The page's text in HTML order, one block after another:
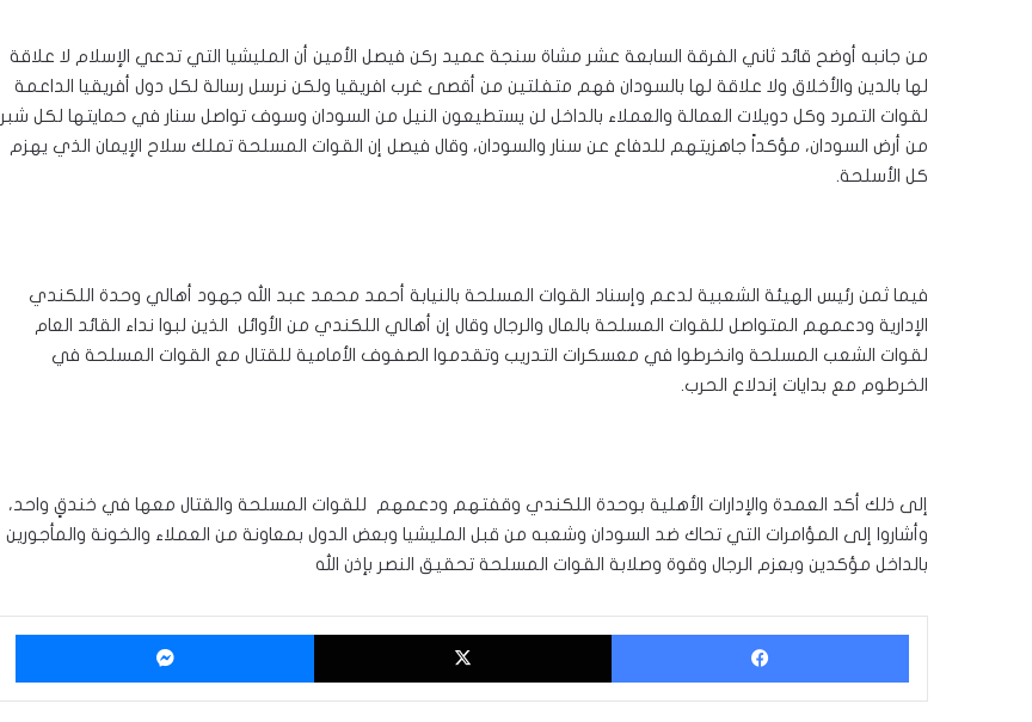
من جانبه أوضح قائد ثاني الفرقة السابعة عشر مشاة سنجة عميد ركن فيصل الأمين أن المليشيا التي تدعي الإسلام لا علاقة
لها بالدين والأخلاق ولا علاقة لها بالسودان فهم متفلتين من أقصى غرب افريقيا ولكن نرسل رسالة لكل دول أفريقيا الداعمة
لقوات التمرد وكل دويلات العمالة والعملاء بالداخل لن يستطيعون النيل من السودان وسوف تواصل سنار في حمايتها لكل شبر
من أرض السودان، مؤكداً جاهزيتهم للدفاع عن سنار والسودان، وقال فيصل إن القوات المسلحة تملك سلاح الإيمان الذي يهزم
كل الأسلحة.
فيما ثمن رئيس الهيئة الشعبية لدعم وإسناد القوات المسلحة بالنيابة أحمد محمد عبد الله جهود أهالي وحدة اللكندي
الإدارية ودعمهم المتواصل للقوات المسلحة بالمال والرجال وقال إن أهالي اللكندي من الأوائل الذين لبوا نداء القائد العام
لقوات الشعب المسلحة وانخرطوا في معسكرات التدريب وتقدموا الصفوف الأمامية للقتال مع القوات المسلحة في
الخرطوم مع بدايات إندلاع الحرب.
إلى ذلك أكد العمدة والإدارات الأهلية بوحدة اللكندي وقفتهم ودعمهم للقوات المسلحة والقتال معها في خندقٍ واحد،
وأشاروا إلى المؤامرات التي تحاك ضد السودان وشعبه من قبل المليشيا وبعض الدول بمعاونة من العملاء والخونة والمأجورين
بالداخل مؤكدين وبعزم الرجال وقوة وصلابة القوات المسلحة تحقيق النصر بإذن الله
فيسبوك ‫X